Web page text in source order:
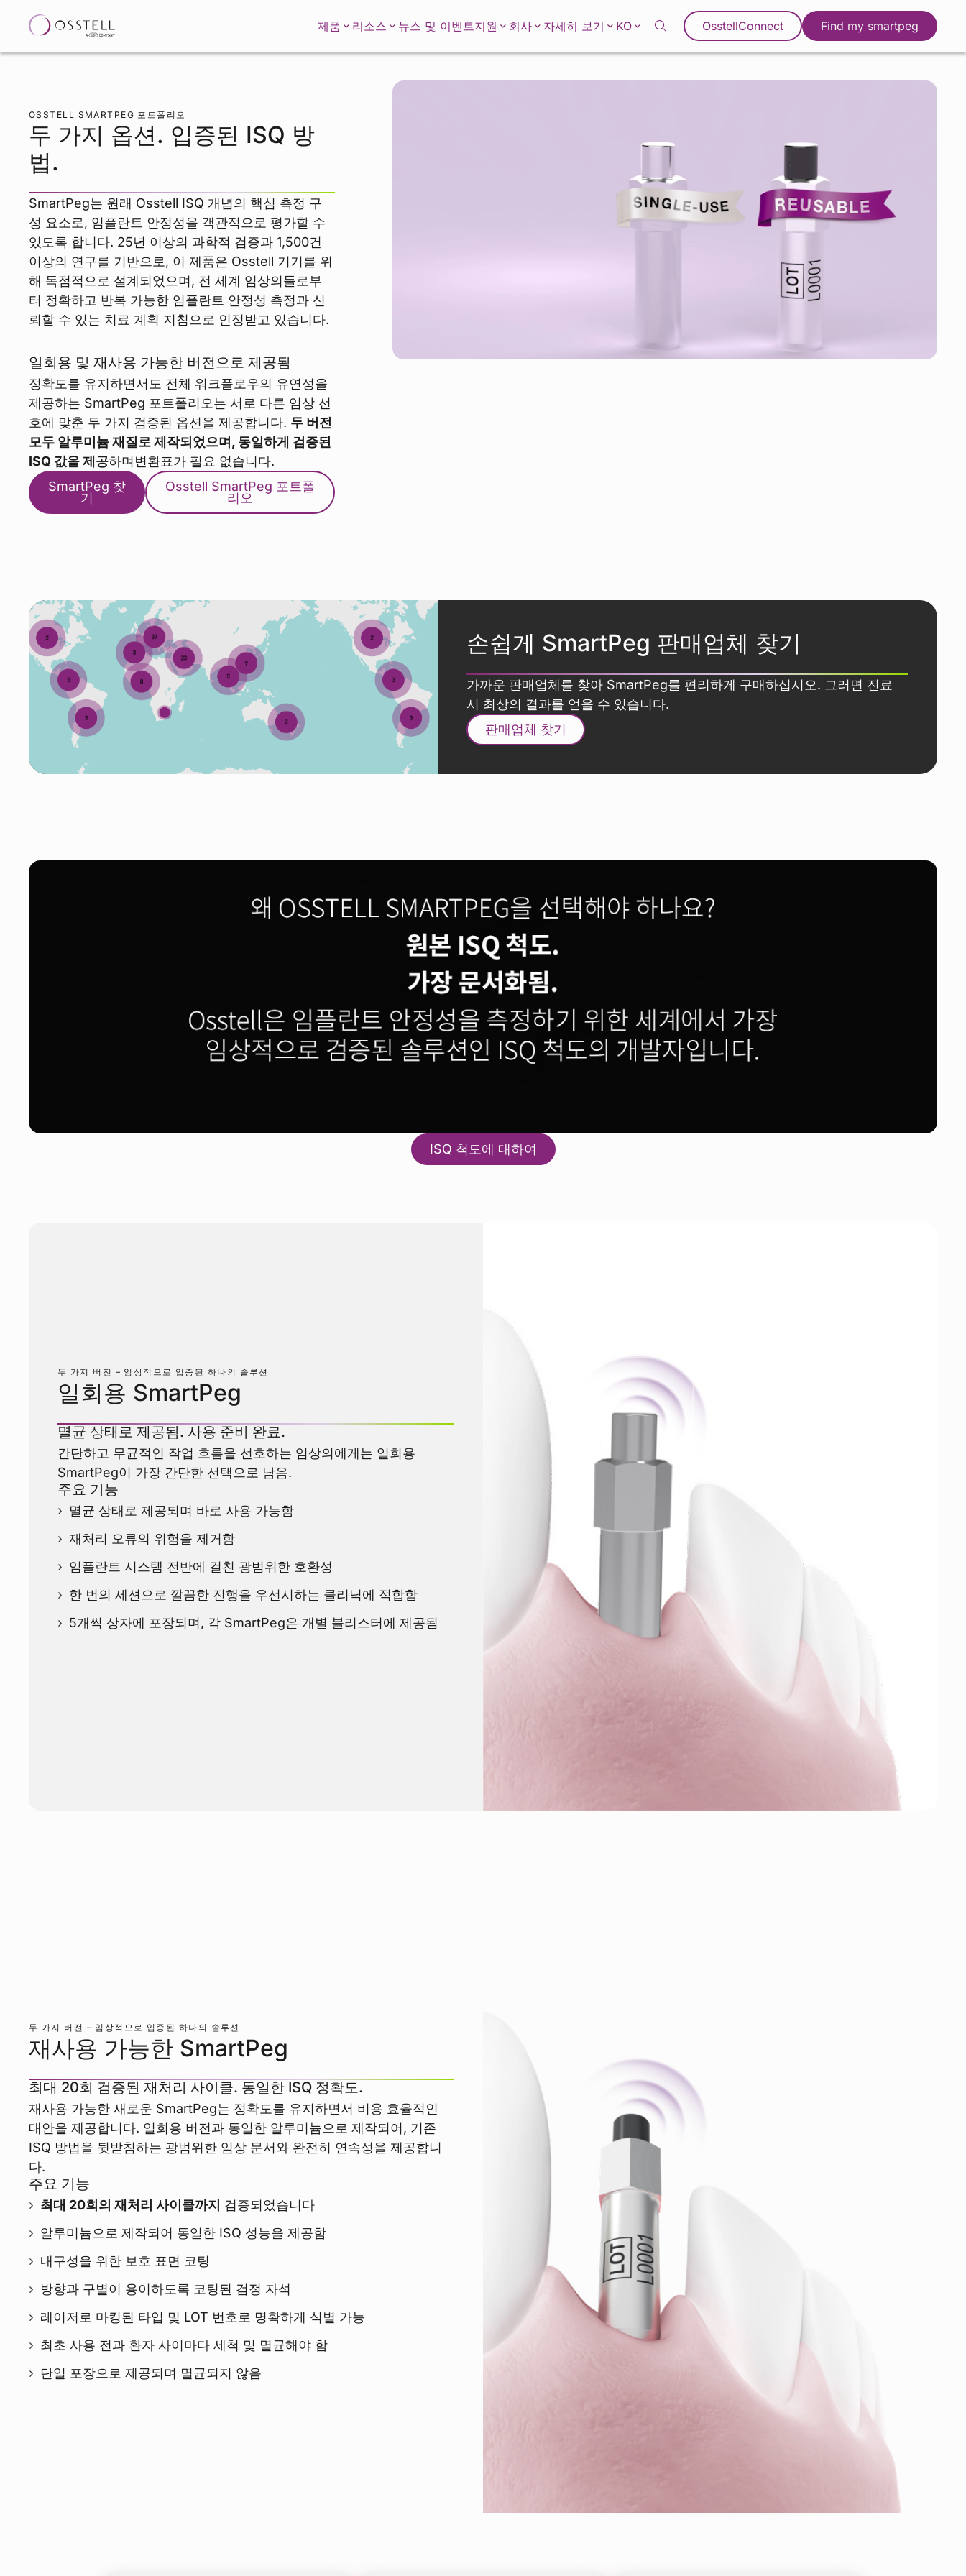
제품 리소스 뉴스 및 이벤트지원 회사 자세히 보기 KO OsstellConnect Find my smartpeg
OSSTELL SMARTPEG 포트폴리오
두 가지 옵션. 입증된 ISQ 방
법.
SmartPeg는 원래 Osstell ISQ 개념의 핵심 측정 구
성 요소로, 임플란트 안정성을 객관적으로 평가할 수
있도록 합니다. 25년 이상의 과학적 검증과 1,500건
이상의 연구를 기반으로, 이 제품은 Osstell 기기를 위
해 독점적으로 설계되었으며, 전 세계 임상의들로부
터 정확하고 반복 가능한 임플란트 안정성 측정과 신
뢰할 수 있는 치료 계획 지침으로 인정받고 있습니다.
일회용 및 재사용 가능한 버전으로 제공됨
정확도를 유지하면서도 전체 워크플로우의 유연성을
제공하는 SmartPeg 포트폴리오는 서로 다른 임상 선
호에 맞춘 두 가지 검증된 옵션을 제공합니다. 두 버전
모두 알루미늄 재질로 제작되었으며, 동일하게 검증된
ISQ 값을 제공하며변환표가 필요 없습니다.
SmartPeg 찾
기
Osstell SmartPeg 포트폴
리오
손쉽게 SmartPeg 판매업체 찾기
가까운 판매업체를 찾아 SmartPeg를 편리하게 구매하십시오. 그러면 진료
시 최상의 결과를 얻을 수 있습니다.
판매업체 찾기
ISQ 척도에 대하여
두 가지 버전 – 임상적으로 입증된 하나의 솔루션
일회용 SmartPeg
멸균 상태로 제공됨. 사용 준비 완료.
간단하고 무균적인 작업 흐름을 선호하는 임상의에게는 일회용
SmartPeg이 가장 간단한 선택으로 남음.
주요 기능
멸균 상태로 제공되며 바로 사용 가능함
재처리 오류의 위험을 제거함
임플란트 시스템 전반에 걸친 광범위한 호환성
한 번의 세션으로 깔끔한 진행을 우선시하는 클리닉에 적합함
5개씩 상자에 포장되며, 각 SmartPeg은 개별 블리스터에 제공됨
두 가지 버전 – 임상적으로 입증된 하나의 솔루션
재사용 가능한 SmartPeg
최대 20회 검증된 재처리 사이클. 동일한 ISQ 정확도.
재사용 가능한 새로운 SmartPeg는 정확도를 유지하면서 비용 효율적인
대안을 제공합니다. 일회용 버전과 동일한 알루미늄으로 제작되어, 기존
ISQ 방법을 뒷받침하는 광범위한 임상 문서와 완전히 연속성을 제공합니
다.
주요 기능
최대 20회의 재처리 사이클까지 검증되었습니다
알루미늄으로 제작되어 동일한 ISQ 성능을 제공함
내구성을 위한 보호 표면 코팅
방향과 구별이 용이하도록 코팅된 검정 자석
레이저로 마킹된 타입 및 LOT 번호로 명확하게 식별 가능
최초 사용 전과 환자 사이마다 세척 및 멸균해야 함
단일 포장으로 제공되며 멸균되지 않음